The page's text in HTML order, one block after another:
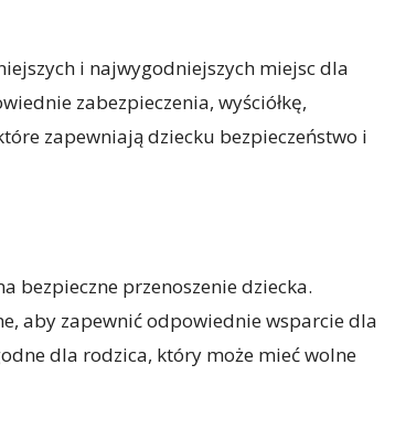
i najwygodniejszych miejsc dla
zabezpieczenia, wyściółkę,
zapewniają dziecku bezpieczeństwo i
bezpieczne przenoszenie dziecka.
aby zapewnić odpowiednie wsparcie dla
dla rodzica, który może mieć wolne